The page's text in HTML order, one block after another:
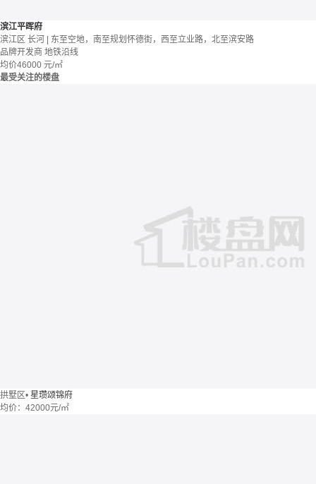
滨江平晖府
滨江区 长河 | 东至空地，南至规划怀德街，西至立业路，北至滨安路
品牌开发商 地铁沿线
均价46000 元/㎡
最受关注的楼盘
拱墅区• 星瓒颂锦府
均价： 42000元/㎡